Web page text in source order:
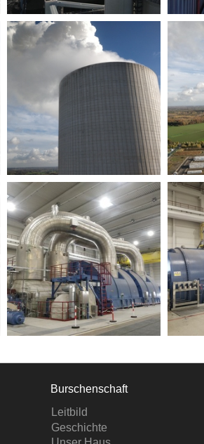
Burschenschaft
Leitbild
Geschichte